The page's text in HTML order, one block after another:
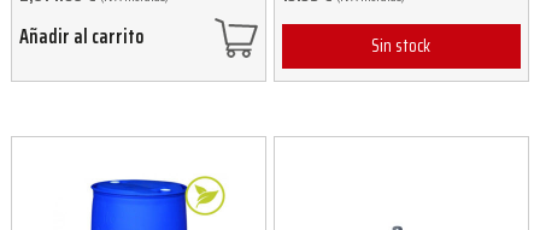
Añadir al carrito Sin stock